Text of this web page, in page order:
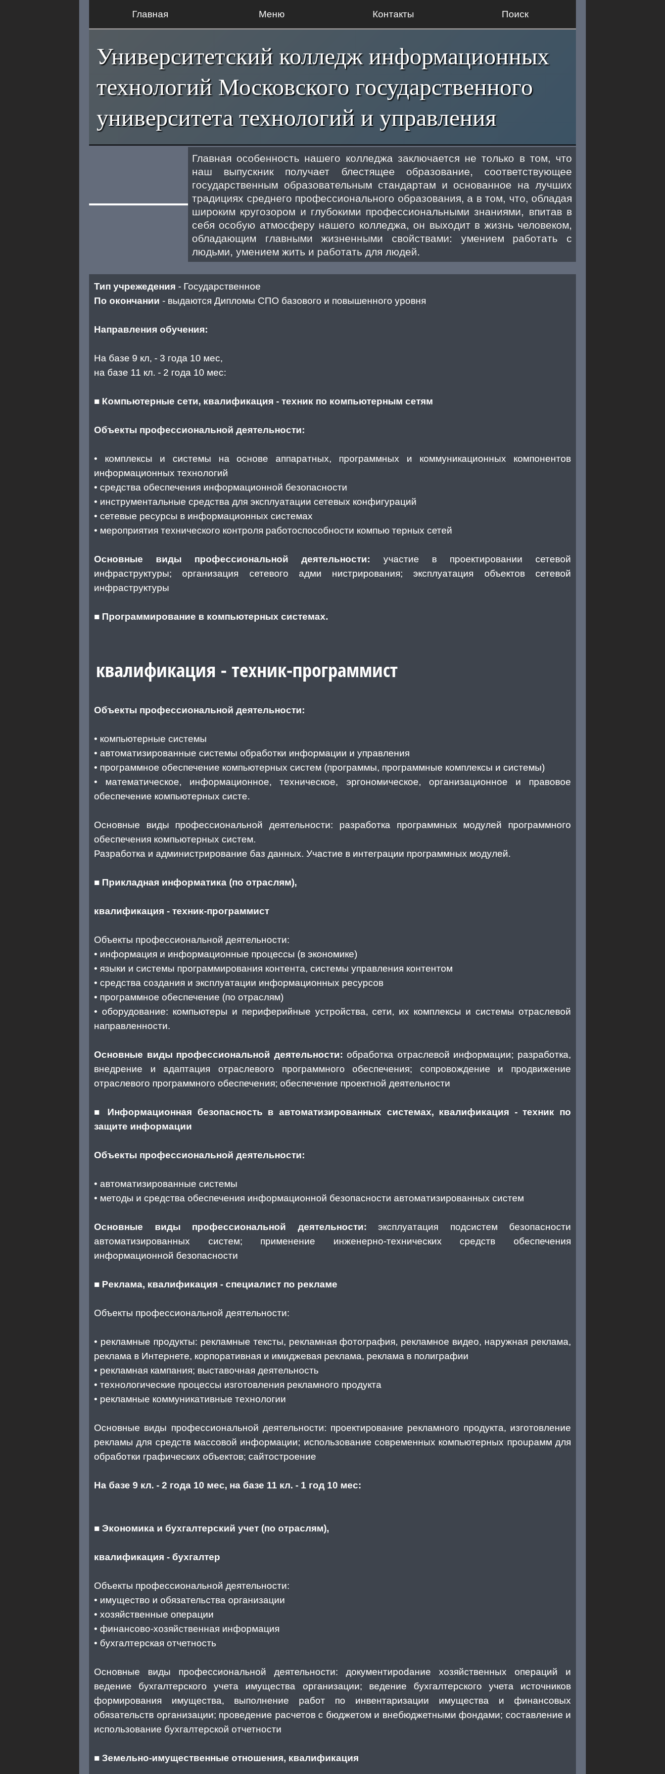
Главная Меню Контакты Поиск
Университетский колледж информационных
технологий Московского государственного
университета технологий и управления
Главная особенность нашего колледжа заключается не только в том, что
наш выпускник получает блестящее образование, соответствующее
государственным образовательным стандартам и основанное на лучших
традициях среднего профессионального образования, а в том, что, обладая
широким кругозором и глубокими профессиональными знаниями, впитав в
себя особую атмосферу нашего колледжа, он выходит в жизнь человеком,
обладающим главными жизненными свойствами: умением работать с
людьми, умением жить и работать для людей.
Тип учрежедения - Государственное
По окончании - выдаются Дипломы СПО базового и повышенного уровня
Направления обучения:
На базе 9 кл, - 3 года 10 мес,
на базе 11 кл. - 2 года 10 мес:
■ Компьютерные сети, квалификация - техник по компьютерным сетям
Объекты профессиональной деятельности:
• комплексы и системы на основе аппаратных, программных и коммуникационных компонентов
информационных технологий
• средства обеспечения информационной безопасности
• инструментальные средства для эксплуатации сетевых конфигураций
• сетевые ресурсы в информационных системах
• мероприятия технического контроля работоспособности компью терных сетей
Основные виды профессиональной деятельности: участие в проектировании сетевой
инфраструктуры; организация сетевого адми нистрирования; эксплуатация объектов сетевой
инфраструктуры
■ Программирование в компьютерных системах.
квалификация - техник-программист
Объекты профессиональной деятельности:
• компьютерные системы
• автоматизированные системы обработки информации и управления
• программное обеспечение компьютерных систем (программы, программные комплексы и системы)
• математическое, информационное, техническое, эргономическое, организационное и правовое
обеспечение компьютерных систе.
Основные виды профессиональной деятельности: разработка программных модулей программного
обеспечения компьютерных систем.
Разработка и администрирование баз данных. Участие в интеграции программных модулей.
■ Прикладная информатика (по отраслям),
квалификация - техник-программист
Объекты профессиональной деятельности:
• информация и информационные процессы (в экономике)
• языки и системы программирования контента, системы управления контентом
• средства создания и эксплуатации информационных ресурсов
• программное обеспечение (по отраслям)
• оборудование: компьютеры и периферийные устройства, сети, их комплексы и системы отраслевой
направленности.
Основные виды профессиональной деятельности: обработка отраслевой информации; разработка,
внедрение и адаптация отраслевого программного обеспечения; сопровождение и продвижение
отраслевого программного обеспечения; обеспечение проектной деятельности
■ Информационная безопасность в автоматизированных системах, квалификация - техник по
защите информации
Объекты профессиональной деятельности:
• автоматизированные системы
• методы и средства обеспечения информационной безопасности автоматизированных систем
Основные виды профессиональной деятельности: эксплуатация подсистем безопасности
автоматизированных систем; применение инженерно-технических средств обеспечения
информационной безопасности
■ Реклама, квалификация - специалист по рекламе
Объекты профессиональной деятельности:
• рекламные продукты: рекламные тексты, рекламная фотография, рекламное видео, наружная реклама,
реклама в Интернете, корпоративная и имиджевая реклама, реклама в полиграфии
• рекламная кампания; выставочная деятельность
• технологические процессы изготовления рекламного продукта
• рекламные коммуникативные технологии
Основные виды профессиональной деятельности: проектирование рекламного продукта, изготовление
рекламы для средств массовой информации; использование современных компьютерных проuрамм для
обработки графических объектов; сайтостроение
На базе 9 кл. - 2 года 10 мес, на базе 11 кл. - 1 год 10 мес:
■ Экономика и бухгалтерский учет (по отраслям),
квалификация - бухгалтер
Объекты профессиональной деятельности:
• имущество и обязательства организации
• хозяйственные операции
• финансово-хозяйственная информация
• бухгалтерская отчетность
Основные виды профессиональной деятельности: документироdание хозяйственных операций и
ведение бухгалтерского учета имущества организации; ведение бухгалтерского учета источников
формирования имущества, выполнение работ по инвентаризации имущества и финансовых
обязательств организации; проведение расчетов с бюджетом и внебюджетными фондами; составление и
использование бухгалтерской отчетности
■ Земельно-имущественные отношения, квалификация